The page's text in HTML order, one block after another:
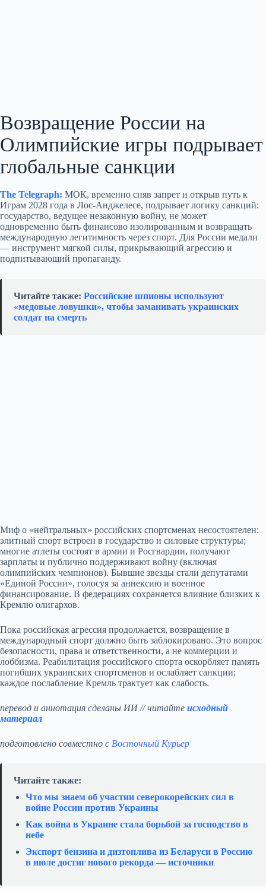
Возвращение России на
Олимпийские игры подрывает
глобальные санкции
The Telegraph: МОК, временно сняв запрет и открыв путь к
Играм 2028 года в Лос‑Анджелесе, подрывает логику санкций:
государство, ведущее незаконную войну, не может
одновременно быть финансово изолированным и возвращать
международную легитимность через спорт. Для России медали
— инструмент мягкой силы, прикрывающий агрессию и
подпитывающий пропаганду.
Читайте также: Российские шпионы используют
«медовые ловушки», чтобы заманивать украинских
солдат на смерть
Миф о «нейтральных» российских спортсменах несостоятелен:
элитный спорт встроен в государство и силовые структуры;
многие атлеты состоят в армии и Росгвардии, получают
зарплаты и публично поддерживают войну (включая
олимпийских чемпионов). Бывшие звезды стали депутатами
«Единой России», голосуя за аннексию и военное
финансирование. В федерациях сохраняется влияние близких к
Кремлю олигархов.
Пока российская агрессия продолжается, возвращение в
международный спорт должно быть заблокировано. Это вопрос
безопасности, права и ответственности, а не коммерции и
лоббизма. Реабилитация российского спорта оскорбляет память
погибших украинских спортсменов и ослабляет санкции;
каждое послабление Кремль трактует как слабость.
перевод и аннотация сделаны ИИ // читайте исходный
материал
подготовлено совместно с Восточный Курьер
Читайте также:
Что мы знаем об участии северокорейских сил в
войне России против Украины
Как война в Украине стала борьбой за господство в
небе
Экспорт бензина и дизтоплива из Беларуси в Россию
в июле достиг нового рекорда — источники